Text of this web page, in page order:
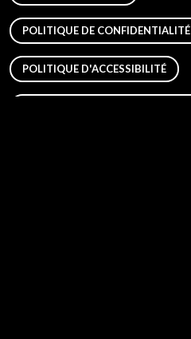
POLITIQUE DE CONFIDENTIALITÉ
POLITIQUE D'ACCESSIBILITÉ